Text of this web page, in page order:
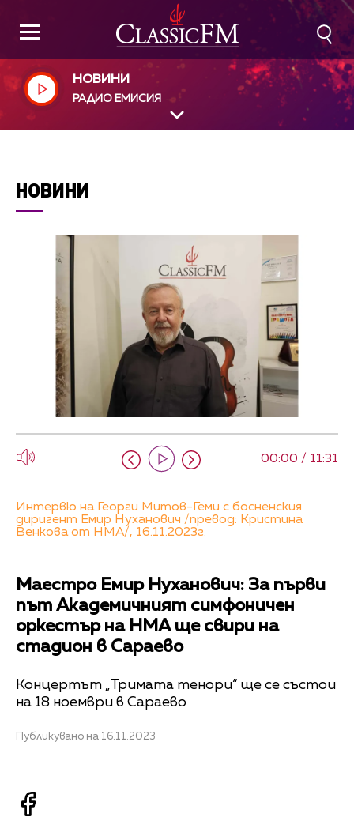
НОВИНИ
РАДИО ЕМИСИЯ
НОВИНИ
00:00 / 11:31
Интервю на Георги Митов-Геми с босненския
диригент Емир Нуханович /превод: Кристина
Венкова от НМА/, 16.11.2023г.
Маестро Емир Нуханович: За първи
път Академичният симфоничен
оркестър на НМА ще свири на
стадион в Сараево
Концертът „Тримата тенори“ ще се състои
на 18 ноември в Сараево
Публикувано на 16.11.2023